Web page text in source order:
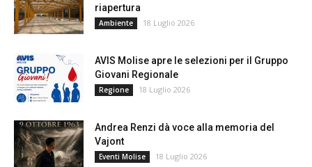
riapertura
Ambiente 18 Luglio 2026
AVIS Molise apre le selezioni per il Gruppo
Giovani Regionale
Regione 18 Luglio 2026
Andrea Renzi dà voce alla memoria del
Vajont
Eventi Molise 18 Luglio 2026